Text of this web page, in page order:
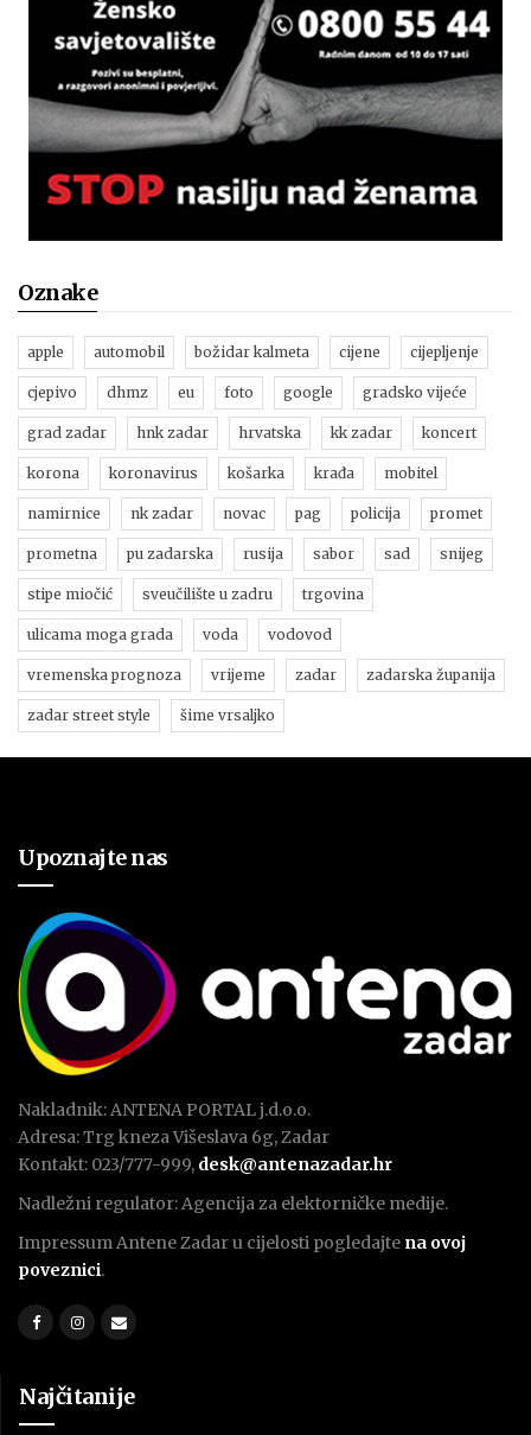
Oznake
apple automobil božidar kalmeta cijene cijepljenje
cjepivo dhmz eu foto google gradsko vijeće
grad zadar hnk zadar hrvatska kk zadar koncert
korona koronavirus košarka krađa mobitel
namirnice nk zadar novac pag policija promet
prometna pu zadarska rusija sabor sad snijeg
stipe miočić sveučilište u zadru trgovina
ulicama moga grada voda vodovod
vremenska prognoza vrijeme zadar zadarska županija
zadar street style šime vrsaljko
Upoznajte nas
Nakladnik: ANTENA PORTAL j.d.o.o.
Adresa: Trg kneza Višeslava 6g, Zadar
Kontakt: 023/777-999, desk@antenazadar.hr
Nadležni regulator: Agencija za elektorničke medije.
Impressum Antene Zadar u cijelosti pogledajte na ovoj
poveznici.
Najčitanije